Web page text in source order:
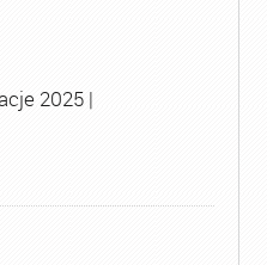
2025 |